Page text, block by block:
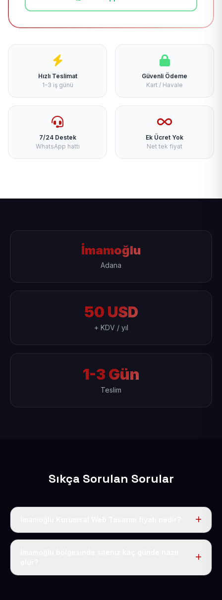
Hızlı Teslimat
1-3 iş günü
Güvenli Ödeme
Kart / Havale
7/24 Destek
WhatsApp hattı
Ek Ücret Yok
Net tek fiyat
İmamoğlu
Adana
50 USD
+ KDV / yıl
1-3 Gün
Teslim
Sıkça Sorulan Sorular
Tek fiyat uygulanır: yıllık 50 USD + KDV. Bu bedele alan